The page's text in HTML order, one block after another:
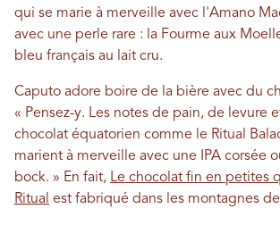
qui se marie à merveille avec l'Amano
avec une perle rare : la Fourme aux
bleu français au lait cru.
Caputo adore boire de la bière avec du
« Pensez-y. Les notes de pain, de levure
chocolat équatorien comme le Ritual
marient à merveille avec une IPA corsée
bock. » En fait, Le chocolat fin en petites
Ritual est fabriqué dans les montagnes